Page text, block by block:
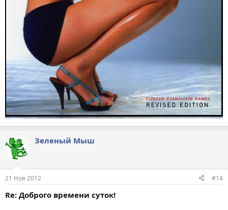
Зеленый Мыш
21 Ноя 2012 #14
Re: Доброго времени суток!